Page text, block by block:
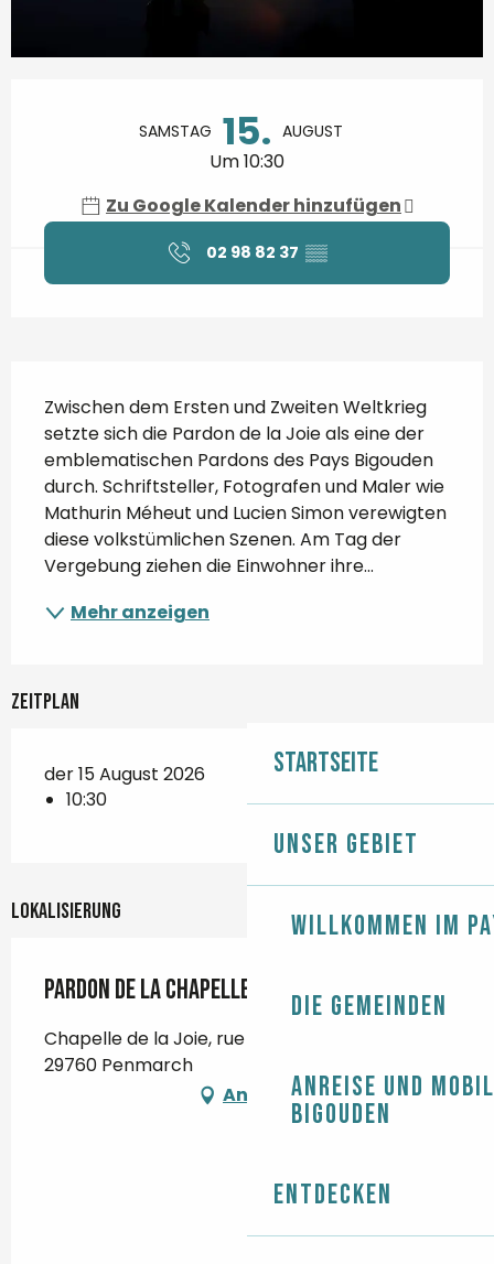
Startseite
Unser Gebiet
Willkommen im
Die Gemeinden
Anreise und
Bigouden
Entdecken
SAMSTAG 15. AUGUST
Um 10:30
Zu Google Kalender hinzufügen
02 98 82 37 ▒▒
Zwischen dem Ersten und Zweiten Weltkrieg
setzte sich die Pardon de la Joie als eine der
emblematischen Pardons des Pays Bigouden
durch. Schriftsteller, Fotografen und Maler wie
Mathurin Méheut und Lucien Simon verewigten
diese volkstümlichen Szenen. Am Tag der
Vergebung ziehen die Einwohner ihre...
Mehr anzeigen
Zeitplan
der 15 August 2026
10:30
Lokalisierung
Pardon de la chapelle de la Joie
Chapelle de la Joie, rue de la Joie, St-Guénolé,
29760 Penmarch
Anfahrt